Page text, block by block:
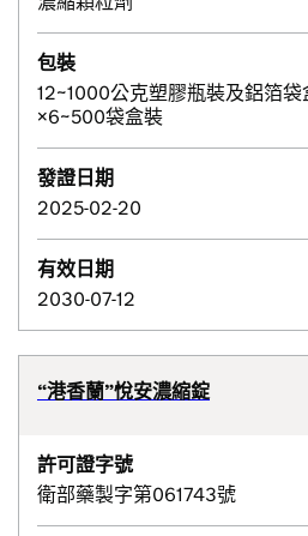
包裝
12~1000公克塑膠瓶裝及鋁箔
×6~500袋盒裝
發證日期
2025-02-20
有效日期
2030-07-12
“港香蘭”悅安濃縮錠
許可證字號
衛部藥製字第061743號